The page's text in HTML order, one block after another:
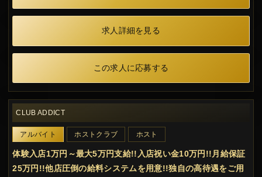
求人詳細を見る
この求人に応募する
CLUB ADDICT
アルバイト ホストクラブ ホスト
体験入店1万円～最大5万円支給!!入店祝い金10万円!!月給保証
25万円!!他店圧倒の給料システムを用意!!独自の高待遇をご用